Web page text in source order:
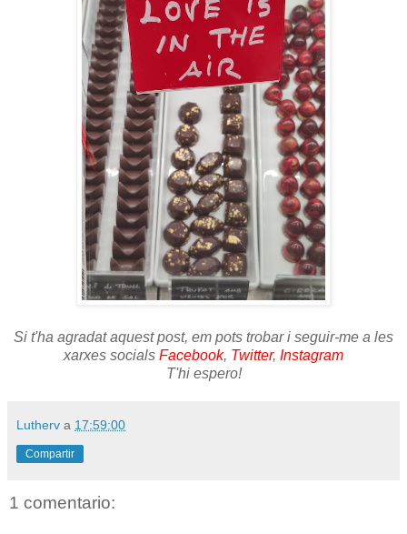
Si t'ha agradat aquest post, em pots trobar i seguir-me a les
xarxes socials Facebook, Twitter, Instagram
T'hi espero!
Lutherv a 17:59:00
Compartir
1 comentario: